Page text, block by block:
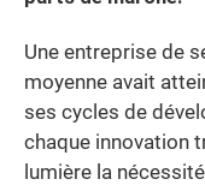
Une entreprise de
moyenne avait
ses cycles de
chaque innovation
lumière la